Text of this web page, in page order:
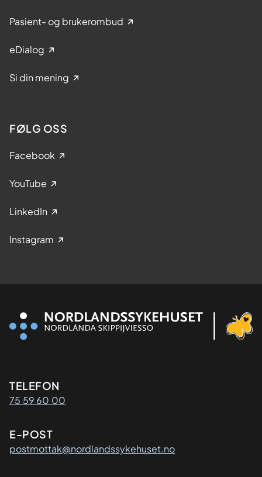
Pasient- og brukerombud
eDialog
Si din mening
FØLG OSS
Facebook
YouTube
LinkedIn
Instagram
Kontaktinformasjon
TELEFON
75 59 60 00
E-POST
postmottak@nordlandssykehuset.no